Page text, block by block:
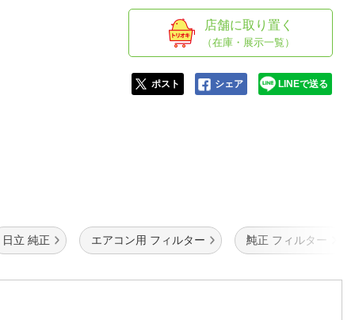
店舗に取り置く
（在庫・展示一覧）
ポスト シェア LINEで送る
日立 純正 エアコン用 フィルター 純正 フィルター